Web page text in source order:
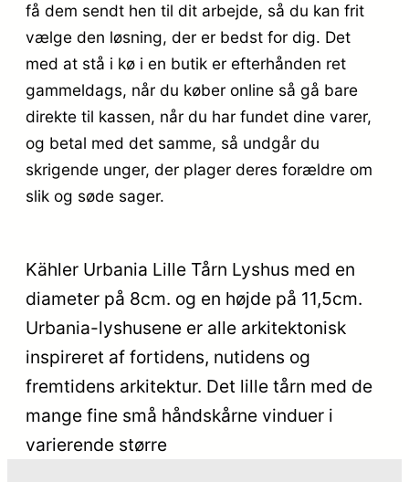
få dem sendt hen til dit arbejde, så du kan frit
vælge den løsning, der er bedst for dig. Det
med at stå i kø i en butik er efterhånden ret
gammeldags, når du køber online så gå bare
direkte til kassen, når du har fundet dine varer,
og betal med det samme, så undgår du
skrigende unger, der plager deres forældre om
slik og søde sager.
Kähler Urbania Lille Tårn Lyshus med en
diameter på 8cm. og en højde på 11,5cm.
Urbania-lyshusene er alle arkitektonisk
inspireret af fortidens, nutidens og
fremtidens arkitektur. Det lille tårn med de
mange fine små håndskårne vinduer i
varierende større